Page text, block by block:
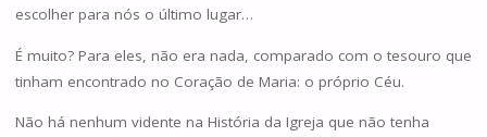
escolher para nós o último lugar…
É muito? Para eles, não era nada, comparado com o tesouro que
tinham encontrado no Coração de Maria: o próprio Céu.
Não há nenhum vidente na História da Igreja que não tenha